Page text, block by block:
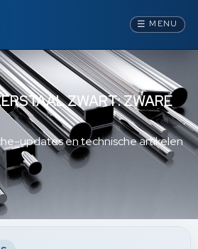
☰ MENU
ZWART: ZWARE
updates en technische artikelen